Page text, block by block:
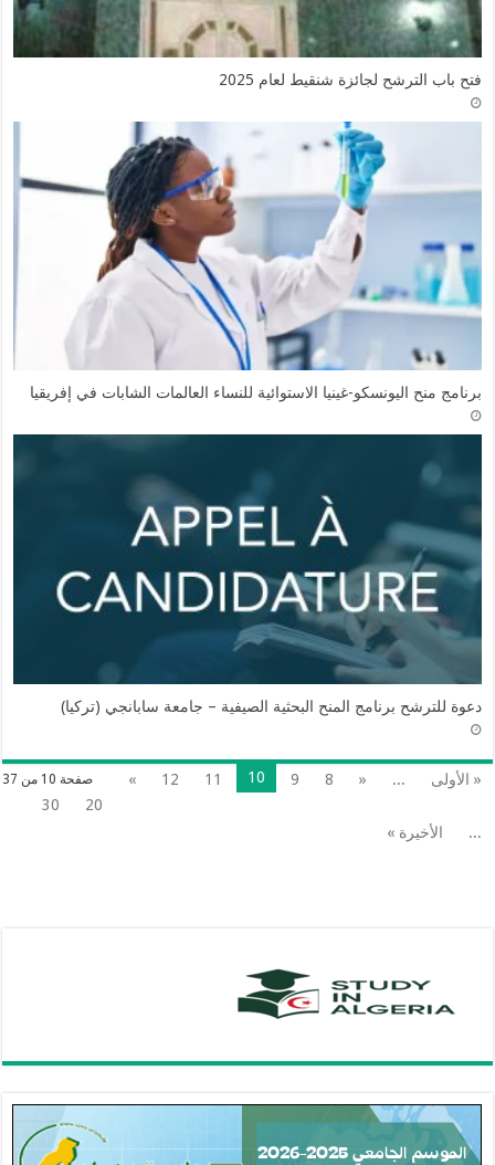
فتح باب الترشح لجائزة شنقيط لعام 2025
برنامج منح اليونسكو-غينيا الاستوائية للنساء العالمات الشابات في إفريقيا
دعوة للترشح برنامج المنح البحثية الصيفية – جامعة سابانجي (تركيا)
صفحة 10 من 37 « الأولى ...
«
8
9
10
11
12
»
20
30
...
الأخيرة »